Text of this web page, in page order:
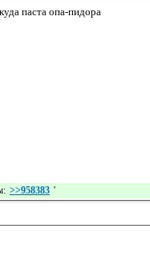
паста опа-пидора
>>958383 '